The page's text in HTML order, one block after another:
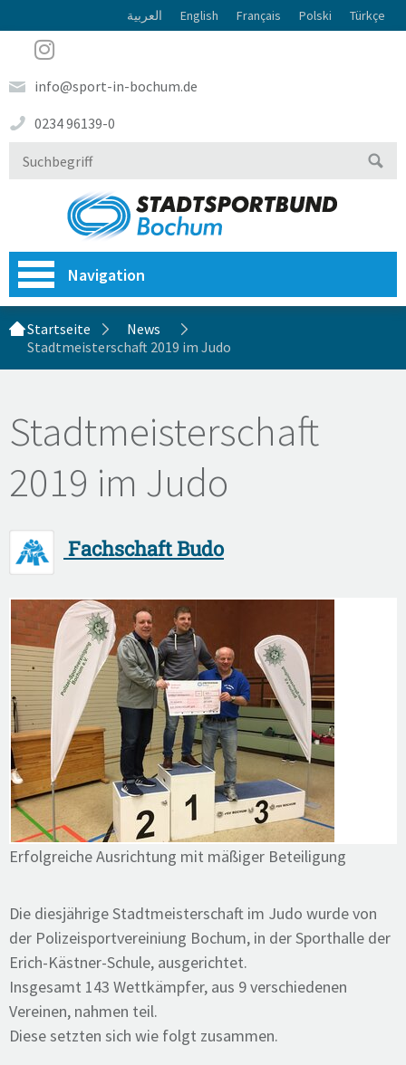
العربية English Français Polski Türkçe
info@sport-in-bochum.de
0234 96139-0
Navigation
Startseite
News
Stadtmeisterschaft 2019 im Judo
Stadtmeisterschaft
2019 im Judo
Fachschaft Budo
Erfolgreiche Ausrichtung mit mäßiger Beteiligung
Die diesjährige Stadtmeisterschaft im Judo wurde von
der Polizeisportvereiniung Bochum, in der Sporthalle der
Erich-Kästner-Schule, ausgerichtet.
Insgesamt 143 Wettkämpfer, aus 9 verschiedenen
Vereinen, nahmen teil.
Diese setzten sich wie folgt zusammen.